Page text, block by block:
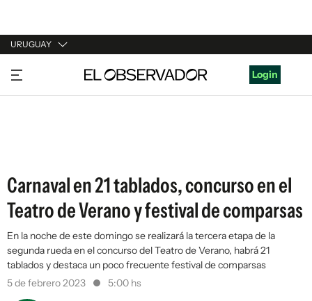
URUGUAY
URUGUAY
ARGENTINA
Login
Carnaval en 21 tablados, concurso en el
Teatro de Verano y festival de comparsas
En la noche de este domingo se realizará la tercera etapa de la
segunda rueda en el concurso del Teatro de Verano, habrá 21
tablados y destaca un poco frecuente festival de comparsas
5 de febrero 2023
5:00 hs